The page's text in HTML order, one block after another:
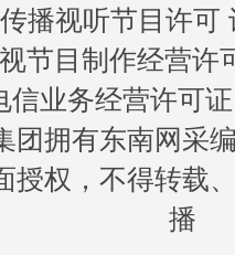
播视听节目许可
节目制作经营许
信业务经营许可
团拥有东南网采
授权，不得转载
播